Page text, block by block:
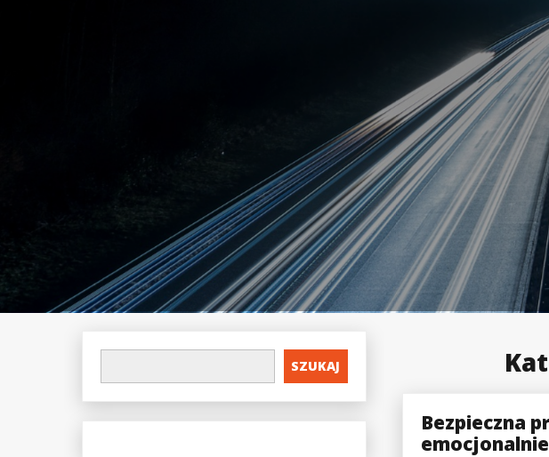
Bezpieczna
SZUKAJ